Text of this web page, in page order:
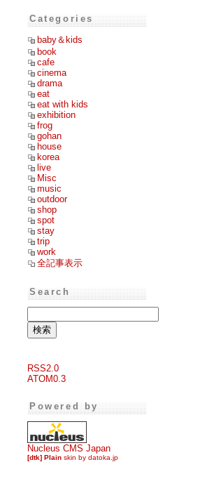
Categories
baby＆kids
book
cafe
cinema
drama
eat
eat with kids
exhibition
frog
gohan
house
korea
live
Misc
music
outdoor
shop
spot
stay
trip
work
全記事表示
Search
RSS2.0
ATOM0.3
Powered by
Nucleus CMS Japan
[dtk] Plain skin by datoka.jp